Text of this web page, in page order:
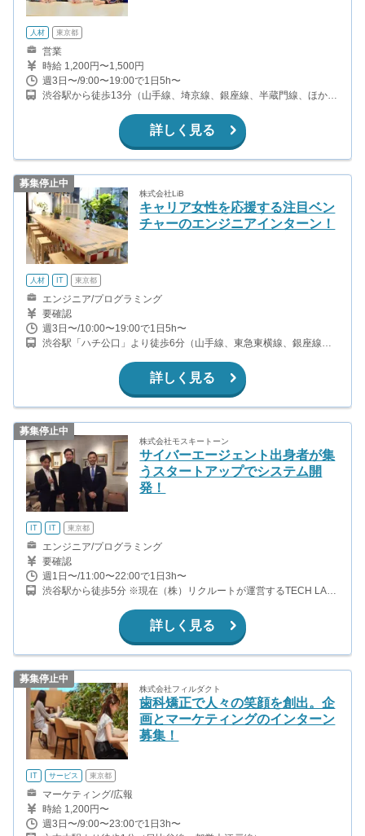
人材 東京都
営業
時給 1,200円〜1,500円
週3日〜/9:00〜19:00で1日5h〜
渋谷駅から徒歩13分（山手線、埼京線、銀座線、半蔵門線、ほか）
詳しく見る
募集停止中
株式会社LiB
キャリア女性を応援する注目ベン
チャーのエンジニアインターン！
人材 IT 東京都
エンジニア/プログラミング
要確認
週3日〜/10:00〜19:00で1日5h〜
渋谷駅「ハチ公口」より徒歩6分（山手線、東急東横線、銀座線、
詳しく見る
募集停止中
株式会社モスキートーン
サイバーエージェント出身者が集
うスタートアップでシステム開
発！
IT IT 東京都
エンジニア/プログラミング
要確認
週1日〜/11:00〜22:00で1日3h〜
渋谷駅から徒歩5分 ※現在（株）リクルートが運営するTECH LAB
詳しく見る
募集停止中
株式会社フィルダクト
歯科矯正で人々の笑顔を創出。企
画とマーケティングのインターン
募集！
IT サービス 東京都
マーケティング/広報
時給 1,200円〜
週3日〜/9:00〜23:00で1日3h〜